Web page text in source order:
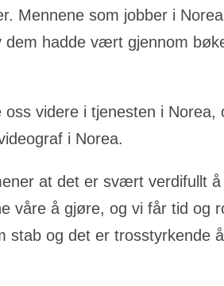
Mennene som jobber i
hadde vært gjennom
videre i tjenesten i
i Norea.
at det er svært verdifullt
våre å gjøre, og vi får tid og
stab og det er trosstyrkende